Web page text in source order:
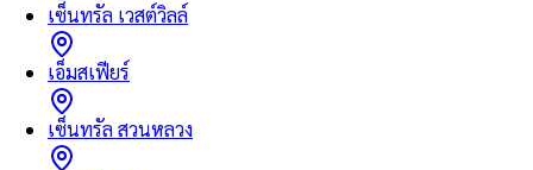
เซ็นทรัล เวสต์วิลล์
เอ็มสเฟียร์
เซ็นทรัล สวนหลวง